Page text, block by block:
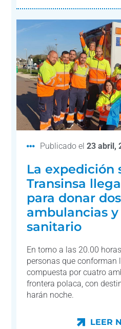
Publicado el23 abril,
La expedición
Transinsa
para donar dos
ambulancias
sanitario
En torno a las 20.00
personas que conforman
compuesta por cuatro
frontera polaca, con
harán noche.
LEER